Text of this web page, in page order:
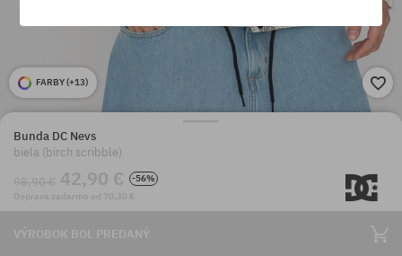
FARBY (+13)
Bunda DC Nevs
biela (birch scribble)
98,90 € 42,90 €
-56%
Doprava zadarmo od 70,30 €
VÝROBOK BOL PREDANÝ